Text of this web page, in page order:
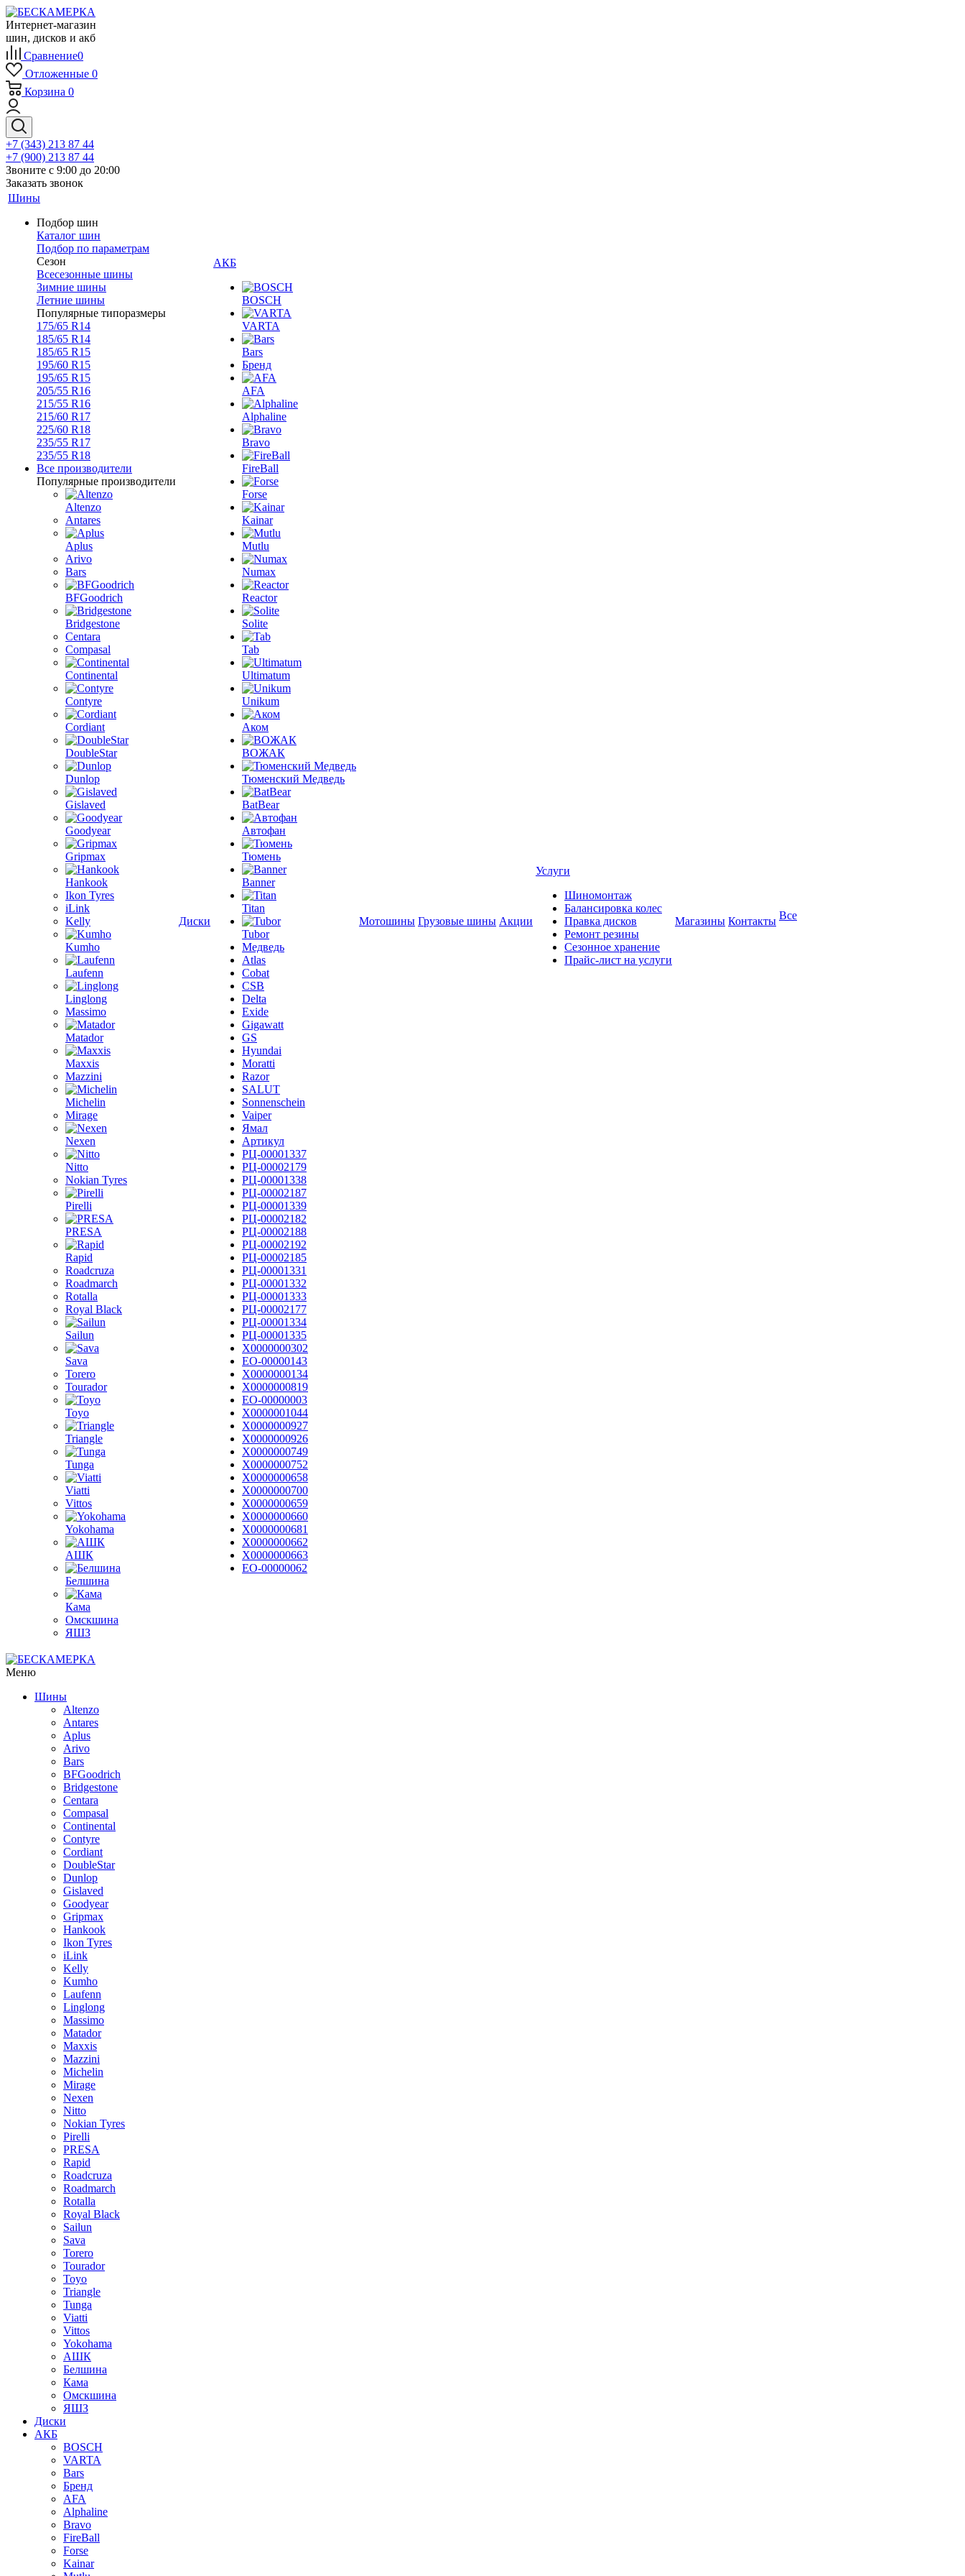
Интернет-магазин
шин, дисков и акб
Сравнение0
Отложенные 0
Корзина 0
+7 (343) 213 87 44
+7 (900) 213 87 44
Звоните с 9:00 до 20:00
Заказать звонок
Шины
Подбор шин
Каталог шин
Подбор по параметрам
Сезон
Всесезонные шины
Зимние шины
Летние шины
Популярные типоразмеры
175/65 R14
185/65 R14
185/65 R15
195/60 R15
195/65 R15
205/55 R16
215/55 R16
215/60 R17
225/60 R18
235/55 R17
235/55 R18
Все производители
Популярные производители
Altenzo
Antares
Aplus
Arivo
Bars
BFGoodrich
Bridgestone
Centara
Compasal
Continental
Contyre
Cordiant
DoubleStar
Dunlop
Gislaved
Goodyear
Gripmax
Hankook
Ikon Tyres
iLink
Kelly
Kumho
Laufenn
Linglong
Massimo
Matador
Maxxis
Mazzini
Michelin
Mirage
Nexen
Nitto
Nokian Tyres
Pirelli
PRESA
Rapid
Roadcruza
Roadmarch
Rotalla
Royal Black
Sailun
Sava
Torero
Tourador
Toyo
Triangle
Tunga
Viatti
Vittos
Yokohama
АШК
Белшина
Кама
Омскшина
ЯШЗ
Диски
АКБ
BOSCH
VARTA
Bars
Бренд
AFA
Alphaline
Bravo
FireBall
Forse
Kainar
Mutlu
Numax
Reactor
Solite
Tab
Ultimatum
Unikum
Аком
ВОЖАК
Тюменский Медведь
BatBear
Автофан
Тюмень
Banner
Titan
Tubor
Медведь
Atlas
Cobat
CSB
Delta
Exide
Gigawatt
GS
Hyundai
Moratti
Razor
SALUT
Sonnenschein
Vaiper
Ямал
Артикул
РЦ-00001337
РЦ-00002179
РЦ-00001338
РЦ-00002187
РЦ-00001339
РЦ-00002182
РЦ-00002188
РЦ-00002192
РЦ-00002185
РЦ-00001331
РЦ-00001332
РЦ-00001333
РЦ-00002177
РЦ-00001334
РЦ-00001335
Х0000000302
ЕО-00000143
Х0000000134
Х0000000819
ЕО-00000003
Х0000001044
Х0000000927
Х0000000926
Х0000000749
Х0000000752
Х0000000658
Х0000000700
Х0000000659
Х0000000660
Х0000000681
Х0000000662
Х0000000663
ЕО-00000062
Мотошины Грузовые шины Акции
Услуги
Шиномонтаж
Балансировка колес
Правка дисков
Ремонт резины
Сезонное хранение
Прайс-лист на услуги
Магазины Контакты Все
Меню
Шины
Altenzo
Antares
Aplus
Arivo
Bars
BFGoodrich
Bridgestone
Centara
Compasal
Continental
Contyre
Cordiant
DoubleStar
Dunlop
Gislaved
Goodyear
Gripmax
Hankook
Ikon Tyres
iLink
Kelly
Kumho
Laufenn
Linglong
Massimo
Matador
Maxxis
Mazzini
Michelin
Mirage
Nexen
Nitto
Nokian Tyres
Pirelli
PRESA
Rapid
Roadcruza
Roadmarch
Rotalla
Royal Black
Sailun
Sava
Torero
Tourador
Toyo
Triangle
Tunga
Viatti
Vittos
Yokohama
АШК
Белшина
Кама
Омскшина
ЯШЗ
Диски
АКБ
BOSCH
VARTA
Bars
Бренд
AFA
Alphaline
Bravo
FireBall
Forse
Kainar